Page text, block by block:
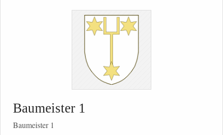
Baumeister 1
Baumeister 1